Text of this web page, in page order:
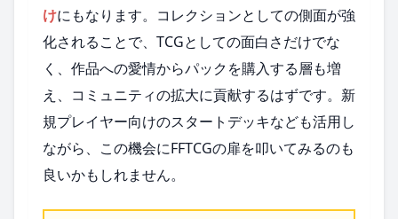
けにもなります。コレクションとしての側面が強
化されることで、TCGとしての面白さだけでな
く、作品への愛情からパックを購入する層も増
え、コミュニティの拡大に貢献するはずです。新
規プレイヤー向けのスタートデッキなども活用し
ながら、この機会にFFTCGの扉を叩いてみるのも
良いかもしれません。